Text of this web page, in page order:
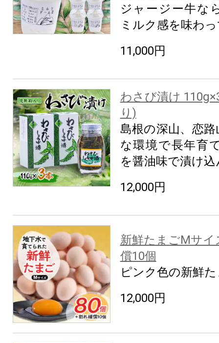
ジャージー牛な
ミルク感を味わ
11,000円
わさび漬け
り)
島根の深山、恋
な環境で長年育
を醤油味で漬け
12,000円
新鮮たまごMサイ
償10個
ピンク色の新鮮
12,000円